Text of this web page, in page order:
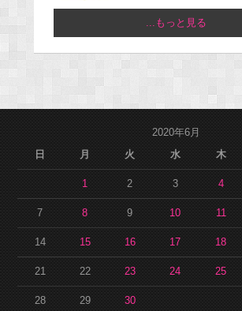
...もっと見る
2020年6月
日
月 火 水 木
1 2 3 4
7 8 9 10 11
14 15 16 17 18
21 22 23 24 25
28 29 30